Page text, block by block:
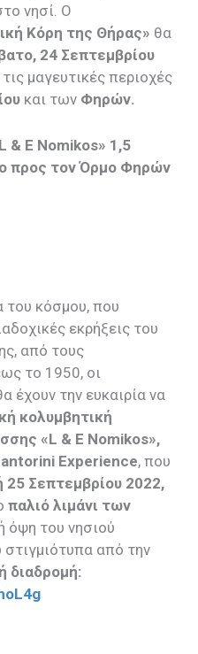
νησί. Ο
Κόρη της Θήρας» θα
24 Σεπτεμβρίου
μαγευτικές περιοχές
και των Φηρών.
L & E Nomikos» 1,5
προς τον Όρμο Φηρών
του κόσμου, που
εκρήξεις του
από τους
το 1950, οι
έχουν την ευκαιρία να
κολυμβητική
«L & E Nomikos»,
Experience, που
25 Σεπτεμβρίου 2022,
παλιό λιμάνι των
όψη του νησιού
από την
διαδρομή:
4g